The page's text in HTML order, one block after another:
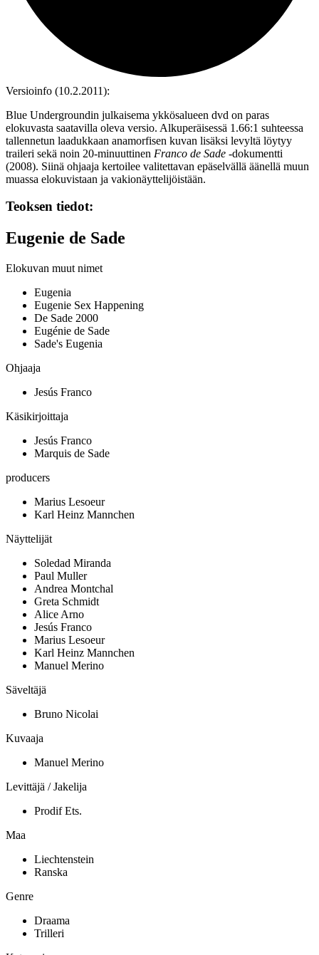
Versioinfo (10.2.2011):
Blue Undergroundin julkaisema ykkösalueen dvd on paras
elokuvasta saatavilla oleva versio. Alkuperäisessä 1.66:1 suhteessa
tallennetun laadukkaan anamorfisen kuvan lisäksi levyltä löytyy
traileri sekä noin 20‑minuuttinen Franco de Sade ‑dokumentti
(2008). Siinä ohjaaja kertoilee valitettavan epäselvällä äänellä muun
muassa elokuvistaan ja vakionäyttelijöistään.
Teoksen tiedot:
Eugenie de Sade
Elokuvan muut nimet
Eugenia
Eugenie Sex Happening
De Sade 2000
Eugénie de Sade
Sade's Eugenia
Ohjaaja
Jesús Franco
Käsikirjoittaja
Jesús Franco
Marquis de Sade
producers
Marius Lesoeur
Karl Heinz Mannchen
Näyttelijät
Soledad Miranda
Paul Muller
Andrea Montchal
Greta Schmidt
Alice Arno
Jesús Franco
Marius Lesoeur
Karl Heinz Mannchen
Manuel Merino
Säveltäjä
Bruno Nicolai
Kuvaaja
Manuel Merino
Levittäjä / Jakelija
Prodif Ets.
Maa
Liechtenstein
Ranska
Genre
Draama
Trilleri